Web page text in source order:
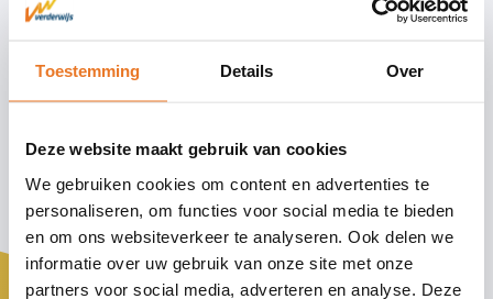
Toestemming Details Over
Deze website maakt gebruik van cookies
We gebruiken cookies om content en advertenties te
personaliseren, om functies voor social media te bieden
en om ons websiteverkeer te analyseren. Ook delen we
informatie over uw gebruik van onze site met onze
partners voor social media, adverteren en analyse. Deze